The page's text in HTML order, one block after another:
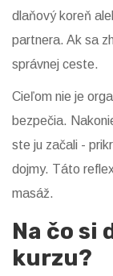
dlaňový koreň
partnera. Ak sa
správnej ceste.
Cieľom nie je
bezpečia.
ste ju začali -
dojmy. Táto
masáž.
Na čo si
kurzu?